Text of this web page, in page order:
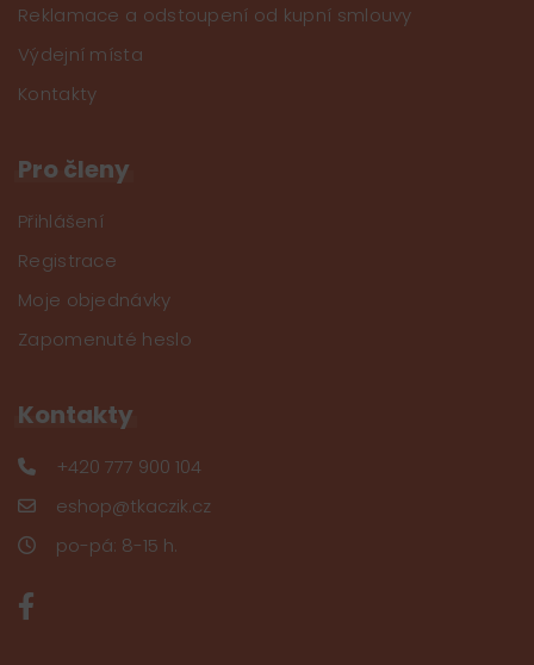
Reklamace a odstoupení od kupní smlouvy
Výdejní místa
Kontakty
Pro členy
Přihlášení
Registrace
Moje objednávky
Zapomenuté heslo
Kontakty
+420 777 900 104
eshop@tkaczik.cz
po-pá: 8-15 h.